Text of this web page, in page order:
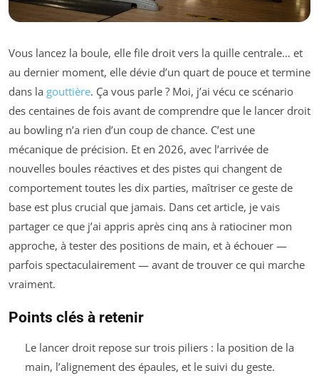
Vous lancez la boule, elle file droit vers la quille centrale… et
au dernier moment, elle dévie d’un quart de pouce et termine
dans la gouttière. Ça vous parle ? Moi, j’ai vécu ce scénario
des centaines de fois avant de comprendre que le lancer droit
au bowling n’a rien d’un coup de chance. C’est une
mécanique de précision. Et en 2026, avec l’arrivée de
nouvelles boules réactives et des pistes qui changent de
comportement toutes les dix parties, maîtriser ce geste de
base est plus crucial que jamais. Dans cet article, je vais
partager ce que j’ai appris après cinq ans à ratiociner mon
approche, à tester des positions de main, et à échouer —
parfois spectaculairement — avant de trouver ce qui marche
vraiment.
Points clés à retenir
Le lancer droit repose sur trois piliers : la position de la
main, l’alignement des épaules, et le suivi du geste.